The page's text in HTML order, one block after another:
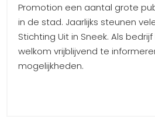
Promotion een aantal grote
in de stad. Jaarlijks steunen
Stichting Uit in Sneek. Als
welkom vrijblijvend te
mogelijkheden.